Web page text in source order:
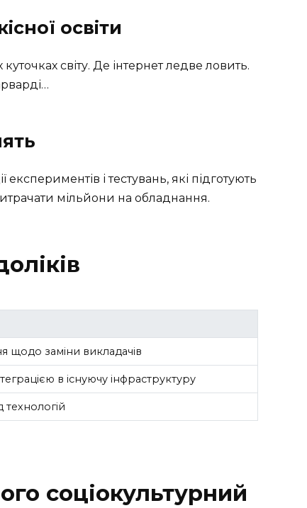
освіти
світу. Де інтернет ледве ловить.
і тестувань, які підготують
мільйони на обладнання.
щодо заміни викладачів
в існуючу інфраструктуру
технологій
соціокультурний